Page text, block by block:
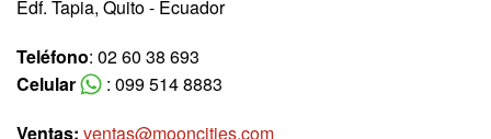
Edf. Tapia, Quito - Ecuador
Teléfono: 02 60 38 693
Celular
: 099 514 8883
Ventas: ventas@mooncities.com